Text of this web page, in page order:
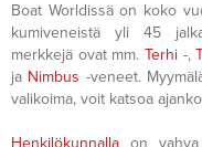
Boat Worldissä on koko
kumiveneistä yli 45
merkkejä ovat mm.Terhi -,
ja Nimbus -veneet.
valikoima, voit katsoa